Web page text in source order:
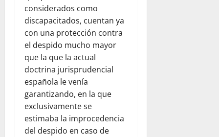
considerados como
discapacitados, cuentan ya
con una protección contra
el despido mucho mayor
que la que la actual
doctrina jurisprudencial
española le venía
garantizando, en la que
exclusivamente se
estimaba la improcedencia
del despido en caso de